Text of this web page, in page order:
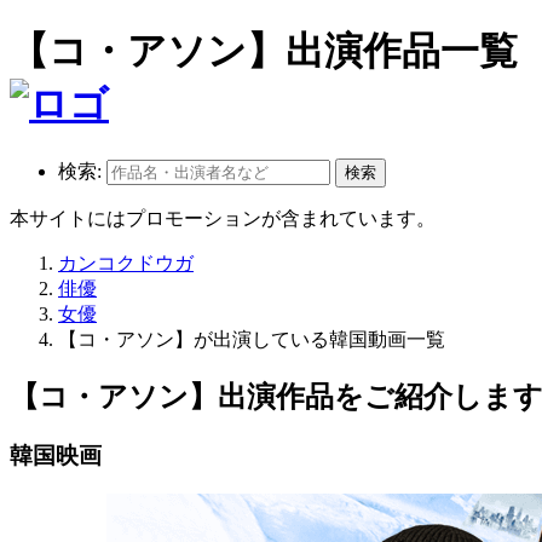
【コ・アソン】出演作品一覧
検索:
本サイトにはプロモーションが含まれています。
カンコクドウガ
俳優
女優
【コ・アソン】が出演している韓国動画一覧
【コ・アソン】出演作品をご紹介しま
韓国映画